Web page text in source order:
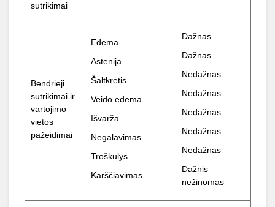
sutrikimai
Bendrieji
sutrikimai ir
vartojimo
vietos
pažeidimai
Edema
Astenija
Šaltkrėtis
Veido edema
Išvarža
Negalavimas
Troškulys
Karščiavimas
Dažnas
Dažnas
Nedažnas
Nedažnas
Nedažnas
Nedažnas
Nedažnas
Dažnis
nežinomas